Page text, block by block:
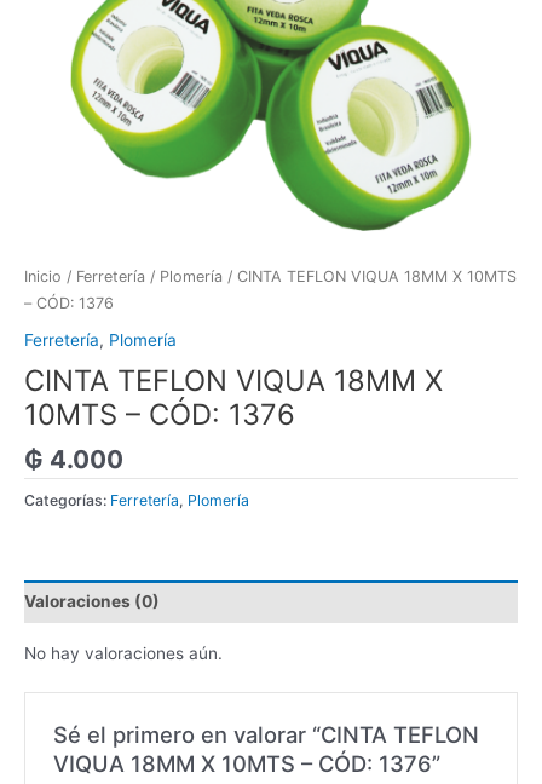
Inicio / Ferretería / Plomería / CINTA TEFLON VIQUA 18MM X 10MTS
– CÓD: 1376
Ferretería, Plomería
CINTA TEFLON VIQUA 18MM X
10MTS – CÓD: 1376
₲ 4.000
Categorías: Ferretería, Plomería
Valoraciones (0)
No hay valoraciones aún.
Sé el primero en valorar “CINTA TEFLON
VIQUA 18MM X 10MTS – CÓD: 1376”